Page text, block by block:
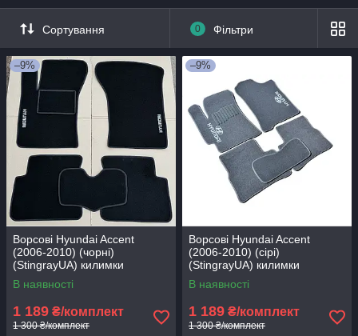
Сортування 0 Фільтри
–9%
Ворсові Hyundai Accent
(2006-2010) (чорні)
(StingrayUA) килимки
текстильні в салон авто
В наявності
1 189 ₴/комплект
1 300 ₴/комплект
–9%
Ворсові Hyundai Accent
(2006-2010) (сірі)
(StingrayUA) килимки
текстильні в салон авто
В наявності
1 189 ₴/комплект
1 300 ₴/комплект